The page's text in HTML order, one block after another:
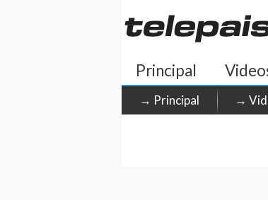
Principal
→ Principal →